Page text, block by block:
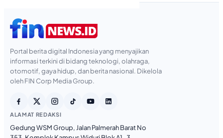
Portal berita digital Indonesia yang menyajikan
informasi terkini di bidang teknologi, olahraga,
otomotif, gaya hidup, dan berita nasional. Dikelola
oleh FIN Corp Media Group.
ALAMAT REDAKSI
Gedung WSM Group, Jalan Palmerah Barat No